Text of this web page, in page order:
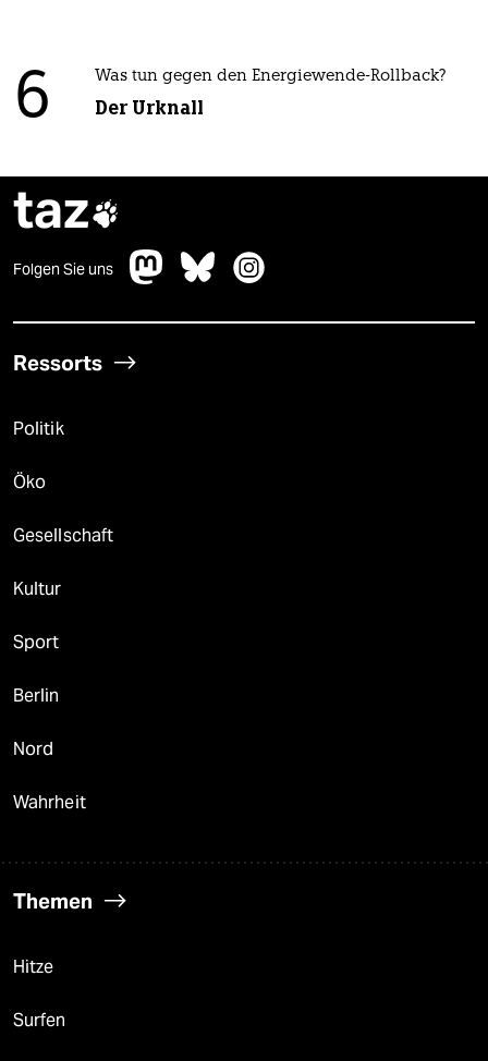
6 Was tun gegen den Energiewende-Rollback?
Der Urknall
taz
Folgen Sie uns
Ressorts
Politik
Öko
Gesellschaft
Kultur
Sport
Berlin
Nord
Wahrheit
Themen
Hitze
Surfen